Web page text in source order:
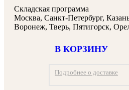
Складская программа
Москва, Санкт-Петербург,
Воронеж, Тверь, Пятигорск,
В КОРЗИНУ
Подробнее о доставке